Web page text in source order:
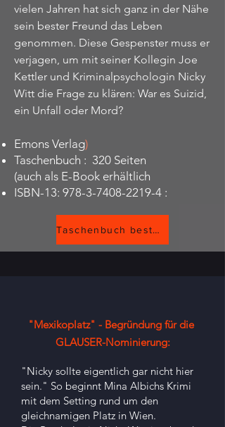
vielen Jahren hat sich ganz in der Nähe
sein bester Freund das Leben
genommen. Diese Gespenster muss er
verjagen, um mit seiner Kollegin Joe
Kettler und Kriminalpsychologin Nicky
Witt die Frage zu klären: War es Suizid,
ein Unfall oder Mord?
Emons Verlag)
Taschenbuch ‏: ‎ 320 Seiten
(auch als E-Book erhältlich
ISBN-13: ‏ :
978-3-7408-2219-4
Taschenbuch bestellen
"Mexikoplatz" - Begründung für die
GLAUSER-Nominierung:
"Nicky sollte eigentlich gar nicht hier
sein." So beginnt Mina Albichs Krimi
mit dem Setting rund um den
gleichnamigen Platz in Wien.